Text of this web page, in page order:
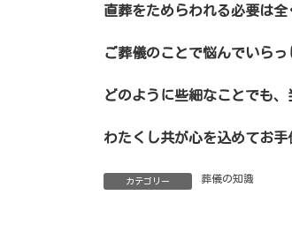
直葬をためらわれる必要は全
ご葬儀のことで悩んでいら
どのように些細なことでも、
わたくし共が心を込めてお手
カテゴリー 葬儀の知識